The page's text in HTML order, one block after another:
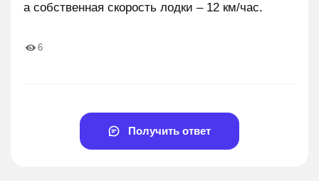
а собственная скорость лодки – 12 км/час.
6
Получить ответ